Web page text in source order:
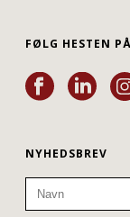
FØLG HESTEN PÅ
NYHEDSBREV